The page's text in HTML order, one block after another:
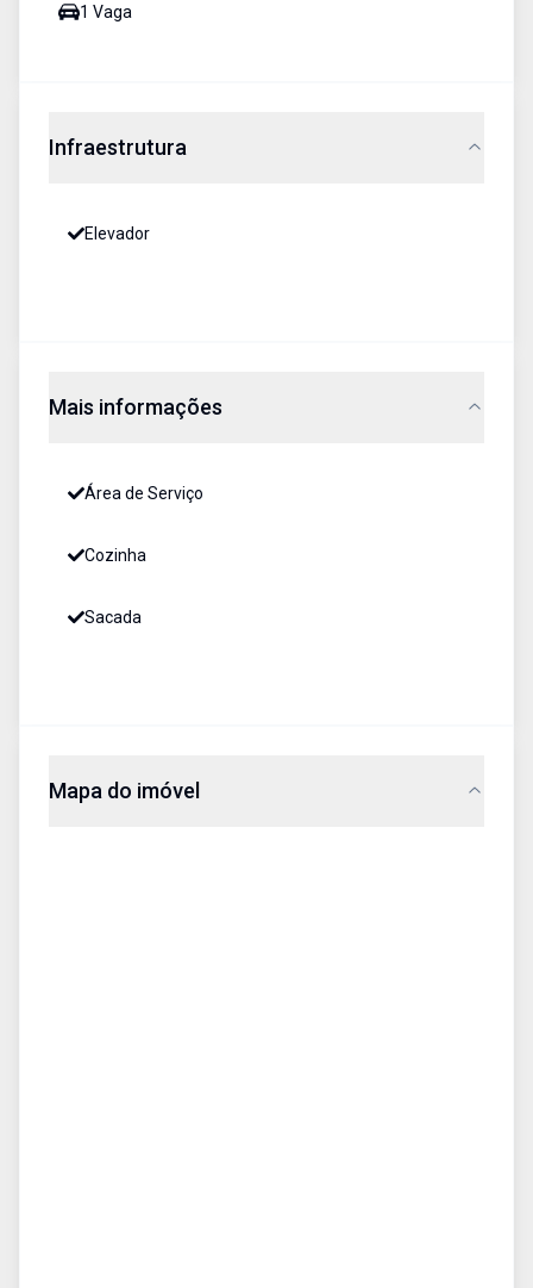
1 Vaga
Infraestrutura
Elevador
Mais informações
Área de Serviço
Cozinha
Sacada
Mapa do imóvel